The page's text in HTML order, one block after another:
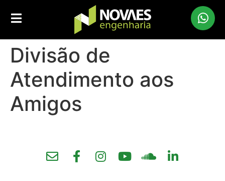
Divisão de
Atendimento aos
Amigos